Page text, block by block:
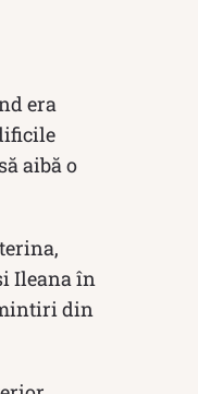
era
aibă o
Ileana în
din